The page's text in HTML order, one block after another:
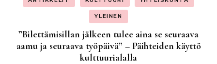
YLEINEN
”Bilettämisillan jälkeen tulee aina se seuraava
aamu ja seuraava työpäivä” – Päihteiden käyttö
kulttuurialalla